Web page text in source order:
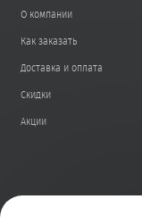
О компании
Как заказать
Доставка и оплата
Скидки
Акции